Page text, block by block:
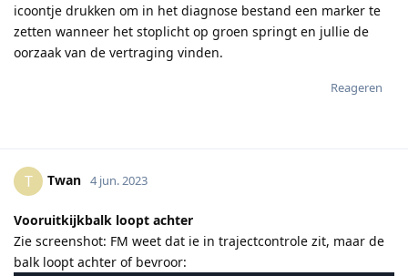
icoontje drukken om in het diagnose bestand een marker te
zetten wanneer het stoplicht op groen springt en jullie de
oorzaak van de vertraging vinden.
Reageren
T Twan 4 jun. 2023
Vooruitkijkbalk loopt achter
Zie screenshot: FM weet dat ie in trajectcontrole zit, maar de
balk loopt achter of bevroor: